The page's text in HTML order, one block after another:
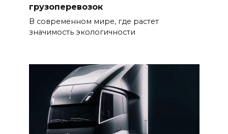
грузоперевозок
В современном мире, где растет
значимость экологичности